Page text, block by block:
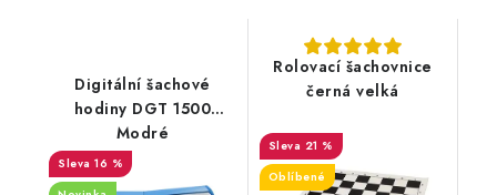
Digitální šachové
hodiny DGT 1500
Modré
16 %
Rolovací šachovnice
černá velká
21 %
Oblíbené